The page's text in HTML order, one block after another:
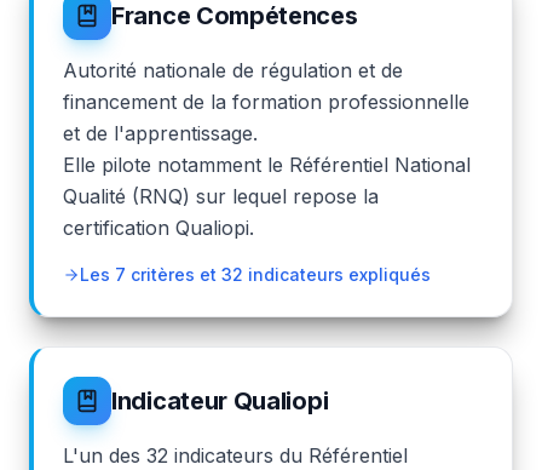
France Compétences
Autorité nationale de régulation et de
financement de la formation professionnelle
et de l'apprentissage.
Elle pilote notamment le Référentiel National
Qualité (RNQ) sur lequel repose la
certification Qualiopi.
Les 7 critères et 32 indicateurs expliqués
Indicateur Qualiopi
L'un des 32 indicateurs du Référentiel